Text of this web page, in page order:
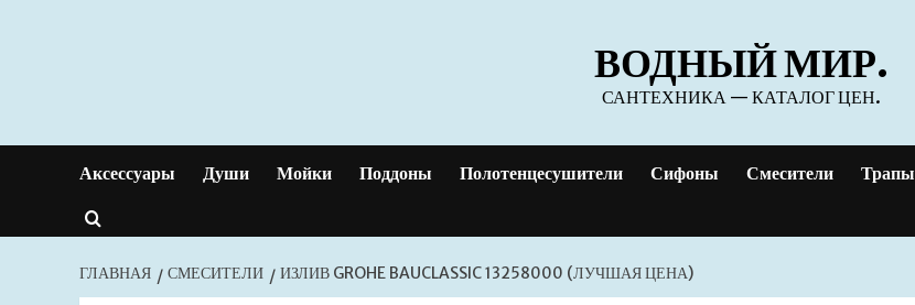
ВОДНЫЙ МИР.
САНТЕХНИКА — КАТАЛОГ ЦЕН.
Аксессуары Души Мойки Поддоны Полотенцесушители Сифоны Смесители Трапы
ГЛАВНАЯ СМЕСИТЕЛИ ИЗЛИВ GROHE BAUCLASSIC 13258000 (ЛУЧШАЯ ЦЕНА)